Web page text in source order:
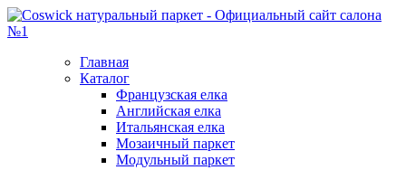
Главная
Каталог
Французская елка
Английская елка
Итальянская елка
Мозаичный паркет
Модульный паркет